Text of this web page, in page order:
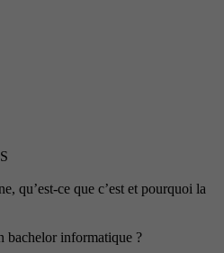
qu’est-ce que c’est et pourquoi la
bachelor informatique ?